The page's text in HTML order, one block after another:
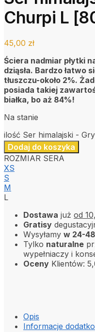
Churpi L
45,00 zł
Ściera nadmiar płytki
dziąsła. Bardzo łatwo
tłuszczu-około 2%.
posiada takiej
białka, bo aż 84%!
Na stanie
ilość Ser himalajski -
Dodaj do koszyka
ROZMIAR SERA
XS
S
M
L
Dostawa już od
Gratisy
Wysyłamy w 24-
Tylko naturalne
wypełniaczy i
Oceny Klientów:
Opis
Informacje